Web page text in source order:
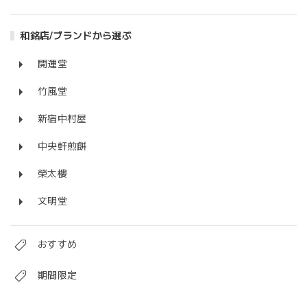
和銘店/ブランドから選ぶ
開運堂
竹風堂
新宿中村屋
中央軒煎餅
榮太樓
文明堂
おすすめ
期間限定